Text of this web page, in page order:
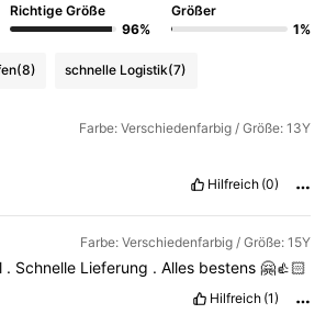
Richtige Größe
96%
Größer
1%
(8) schnelle Logistik(7)
Farbe: Verschiedenfarbig / Größe: 13Y
Hilfreich (0)
Farbe: Verschiedenfarbig / Größe: 15Y
. Schnelle Lieferung . Alles bestens 🤗👍🏻
Hilfreich (1)